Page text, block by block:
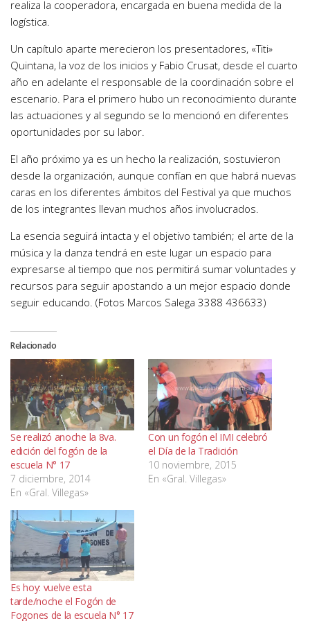
realiza la cooperadora, encargada en buena medida de la
logística.
Un capítulo aparte merecieron los presentadores, «Titi»
Quintana, la voz de los inicios y Fabio Crusat, desde el cuarto
año en adelante el responsable de la coordinación sobre el
escenario. Para el primero hubo un reconocimiento durante
las actuaciones y al segundo se lo mencionó en diferentes
oportunidades por su labor.
El año próximo ya es un hecho la realización, sostuvieron
desde la organización, aunque confían en que habrá nuevas
caras en los diferentes ámbitos del Festival ya que muchos
de los integrantes llevan muchos años involucrados.
La esencia seguirá intacta y el objetivo también; el arte de la
música y la danza tendrá en este lugar un espacio para
expresarse al tiempo que nos permitirá sumar voluntades y
recursos para seguir apostando a un mejor espacio donde
seguir educando. (Fotos Marcos Salega 3388 436633)
Relacionado
Se realizó anoche la 8va.
edición del fogón de la
escuela N° 17
7 diciembre, 2014
En «Gral. Villegas»
Con un fogón el IMI celebró
el Día de la Tradición
10 noviembre, 2015
En «Gral. Villegas»
Es hoy: vuelve esta
tarde/noche el Fogón de
Fogones de la escuela N° 17